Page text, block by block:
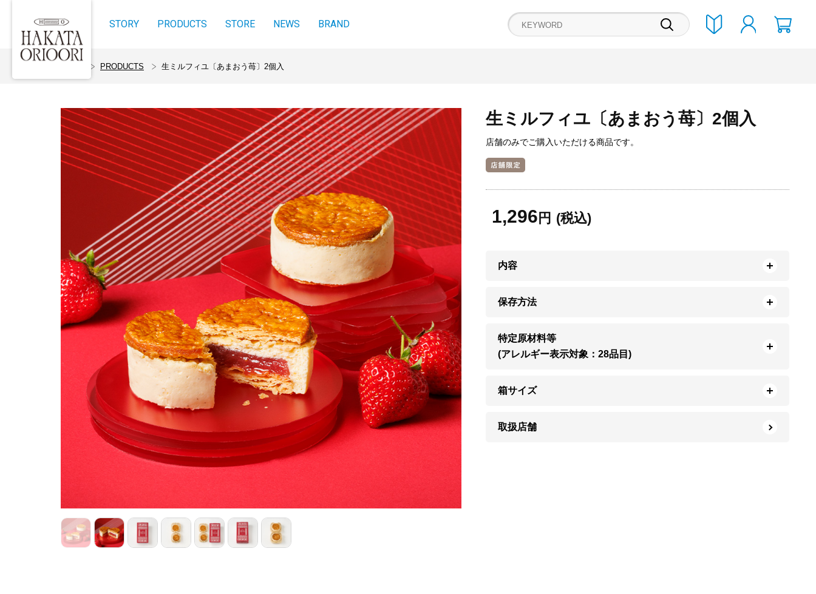
STORY PRODUCTS STORE NEWS BRAND
PRODUCTS 生ミルフィユ〔あまおう苺〕2個入
生ミルフィユ〔あまおう苺〕2個入
店舗のみでご購入いただける商品です。
1,296 円
内容
保存方法
特定原材料等
(アレルギー表示対象：28品目)
箱サイズ
取扱店舗